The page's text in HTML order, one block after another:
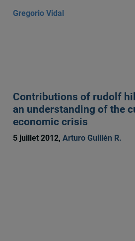
Gregorio Vidal
Contributions of rudolf
an understanding of the
economic crisis
5 juillet 2012, Arturo Guillén R.